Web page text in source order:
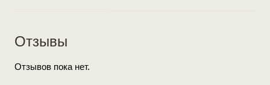
Отзывы
Отзывов пока нет.